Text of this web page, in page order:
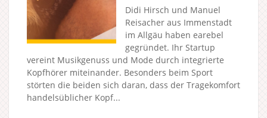
Didi Hirsch und Manuel
Reisacher aus Immenstadt
im Allgäu haben earebel
gegründet. Ihr Startup
vereint Musikgenuss und Mode durch integrierte
Kopfhörer miteinander. Besonders beim Sport
störten die beiden sich daran, dass der Tragekomfort
handelsüblicher Kopf...